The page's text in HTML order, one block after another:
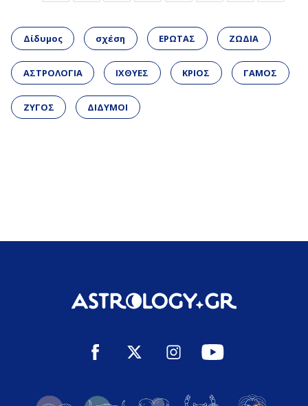
Δίδυμος σχέση ΕΡΩΤΑΣ ΖΩΔΙΑ
ΑΣΤΡΟΛΟΓΙΑ ΙΧΘΥΕΣ ΚΡΙΟΣ ΓΑΜΟΣ
ΖΥΓΟΣ ΔΙΔΥΜΟΙ